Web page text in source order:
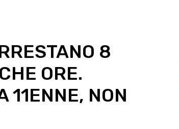
8
ORE.
11ENNE, NON